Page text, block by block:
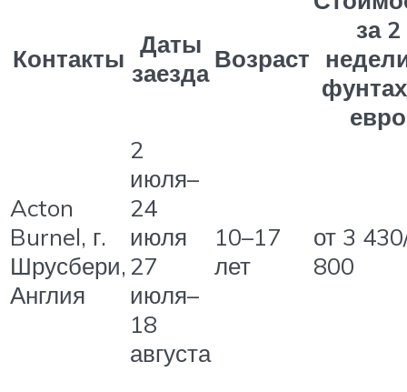
Контакты Даты
заезда Возраст
за 2
евро
Acton
Burnel, г.
Шрусбери,
Англия
2
июля–
24
июля
27
июля–
18
августа
10–17
лет
от 3
800